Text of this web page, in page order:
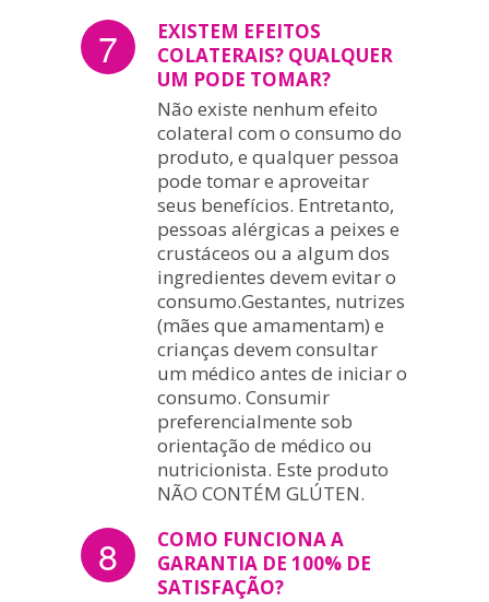
7
EXISTEM EFEITOS
COLATERAIS? QUALQUER
UM PODE TOMAR?
Não existe nenhum efeito
colateral com o consumo do
produto, e qualquer pessoa
pode tomar e aproveitar
seus benefícios. Entretanto,
pessoas alérgicas a peixes e
crustáceos ou a algum dos
ingredientes devem evitar o
consumo.Gestantes, nutrizes
(mães que amamentam) e
crianças devem consultar
um médico antes de iniciar o
consumo. Consumir
preferencialmente sob
orientação de médico ou
nutricionista. Este produto
NÃO CONTÉM GLÚTEN.
8
COMO FUNCIONA A
GARANTIA DE 100% DE
SATISFAÇÃO?